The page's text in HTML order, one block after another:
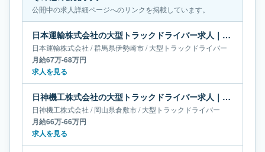
公開中の求人詳細ページへのリンクを掲載しています。
日本運輸株式会社の大型トラックドライバー求人｜群馬県伊勢崎市｜月給67万-68万円
日本運輸株式会社 /群馬県伊勢崎市/大型トラックドライバー
月給67万-68万円
求人を見る
日神機工株式会社の大型トラックドライバー求人｜岡山県倉敷市｜月給66万-66万円
日神機工株式会社 /岡山県倉敷市/大型トラックドライバー
月給66万-66万円
求人を見る